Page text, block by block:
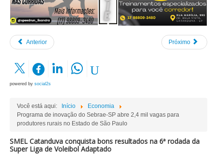
Anterior Próximo
powered by social2s
Você está aqui: Início
Economia
Programa de inovação do Sebrae-SP abre 2,4 mil vagas para
produtores rurais no Estado de São Paulo
SMEL Catanduva conquista bons resultados na 6ª rodada da
Super Liga de Voleibol Adaptado